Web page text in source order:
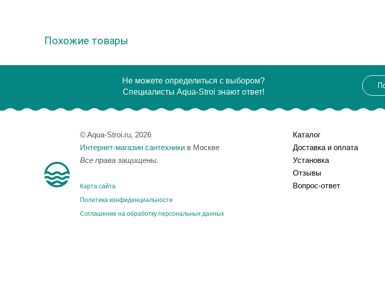
Похожие товары
Не можете определиться с выбором?
Специалисты Aqua-Stroi знают ответ!
© Aqua-Stroi.ru, 2026
Интернет-магазин сантехники в Москве
Все права защищены.
Карта сайта
Политика конфиденциальности
Соглашение на обработку персональных данных
Каталог
Доставка и оплата
Установка
Отзывы
Вопрос-ответ